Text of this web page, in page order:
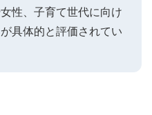
性、子育て世代に向け
具体的と評価されてい